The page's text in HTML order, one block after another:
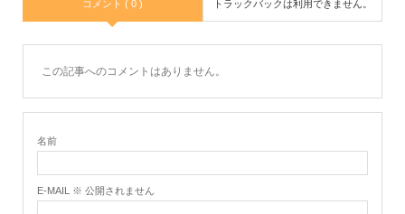
コメント ( 0 ) トラックバックは利用できません。
この記事へのコメントはありません。
名前
E-MAIL ※ 公開されません